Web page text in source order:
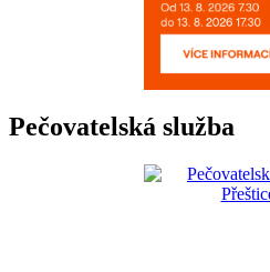
Pečovatelská služba